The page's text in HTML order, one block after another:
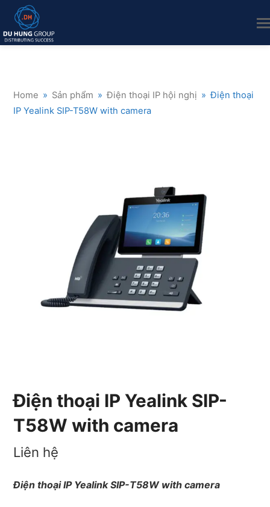
Home » Sản phẩm » Điện thoại IP hội nghị » Điện thoại
IP Yealink SIP-T58W with camera
Điện thoại IP Yealink SIP-
T58W with camera
Liên hệ
Điện thoại IP Yealink SIP-T58W with camera